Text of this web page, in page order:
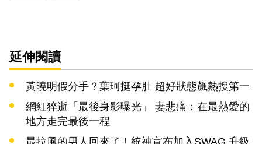
延伸閱讀
黃曉明假分手？葉珂挺孕肚 超好狀態飆熱搜第一
網紅猝逝「最後身影曝光」 妻悲痛：在最熱愛的
地方走完最後一程
最拉風的男人回來了！統神宣布加入SWAG 升級